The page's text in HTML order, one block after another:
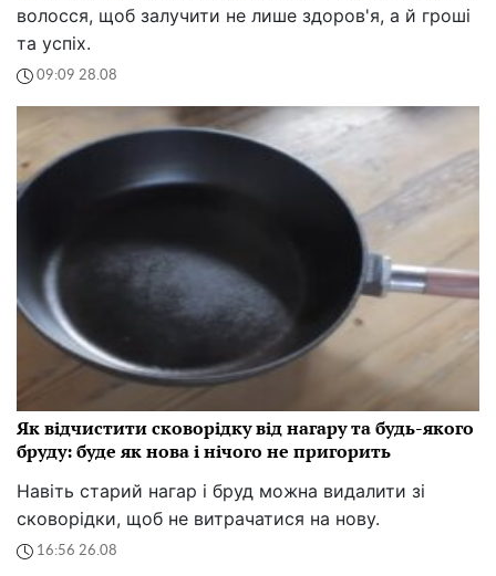
волосся, щоб залучити не лише здоров'я, а й гроші
та успіх.
09:09 28.08
Як відчистити сковорідку від нагару та будь-якого
бруду: буде як нова і нічого не пригорить
Навіть старий нагар і бруд можна видалити зі
сковорідки, щоб не витрачатися на нову.
16:56 26.08